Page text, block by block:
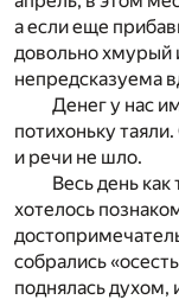
а если еще
довольно хмурый
непредсказуема
Денег у нас
потихоньку
и речи не шло.
Весь день
хотелось
собрались
поднялась духом,